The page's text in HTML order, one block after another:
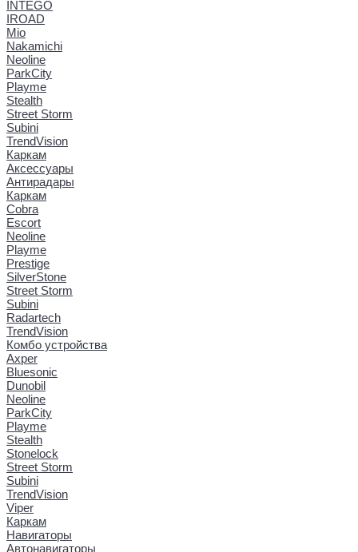
INTEGO
IROAD
Mio
Nakamichi
Neoline
ParkCity
Playme
Stealth
Street Storm
Subini
TrendVision
Каркам
Аксессуары
Антирадары
Каркам
Cobra
Escort
Neoline
Playme
Prestige
SilverStone
Street Storm
Subini
Radartech
TrendVision
Комбо устройства
Axper
Bluesonic
Dunobil
Neoline
ParkCity
Playme
Stealth
Stonelock
Street Storm
Subini
TrendVision
Viper
Каркам
Навигаторы
Автонавигаторы